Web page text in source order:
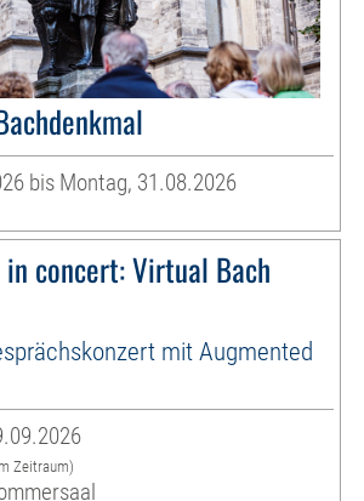
bis Montag, 31.08.2026
in concert: Virtual Bach
mit Augmented
Zeitraum)